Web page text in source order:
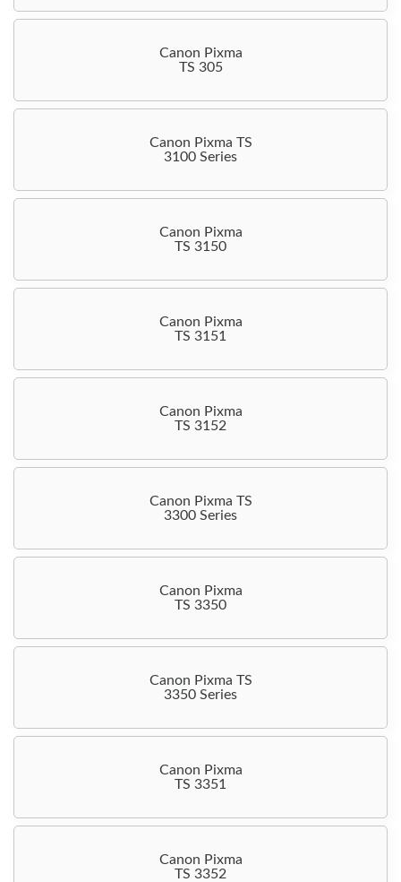
Canon Pixma
TS 305
Canon Pixma TS
3100 Series
Canon Pixma
TS 3150
Canon Pixma
TS 3151
Canon Pixma
TS 3152
Canon Pixma TS
3300 Series
Canon Pixma
TS 3350
Canon Pixma TS
3350 Series
Canon Pixma
TS 3351
Canon Pixma
TS 3352